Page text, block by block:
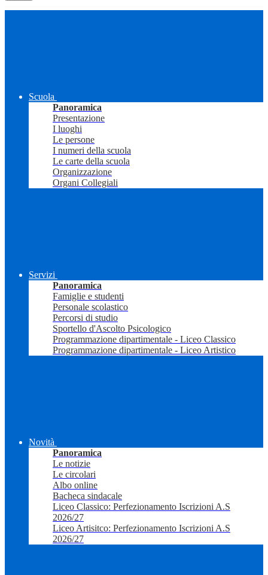
Scuola
Panoramica
Presentazione
I luoghi
Le persone
I numeri della scuola
Le carte della scuola
Organizzazione
Organi Collegiali
Servizi
Panoramica
Famiglie e studenti
Personale scolastico
Percorsi di studio
Sportello d'Ascolto Psicologico
Programmazione dipartimentale - Liceo Classico
Programmazione dipartimentale - Liceo Artistico
Novità
Panoramica
Le notizie
Le circolari
Albo online
Bacheca sindacale
Liceo Classico: Perfezionamento Iscrizioni A.S
2026/27
Liceo Artisitco: Perfezionamento Iscrizioni A.S
2026/27